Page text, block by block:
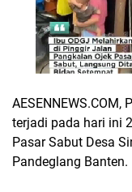
AESENNEWS.COM,
terjadi pada hari ini
Pasar Sabut Desa
Pandeglang Banten.